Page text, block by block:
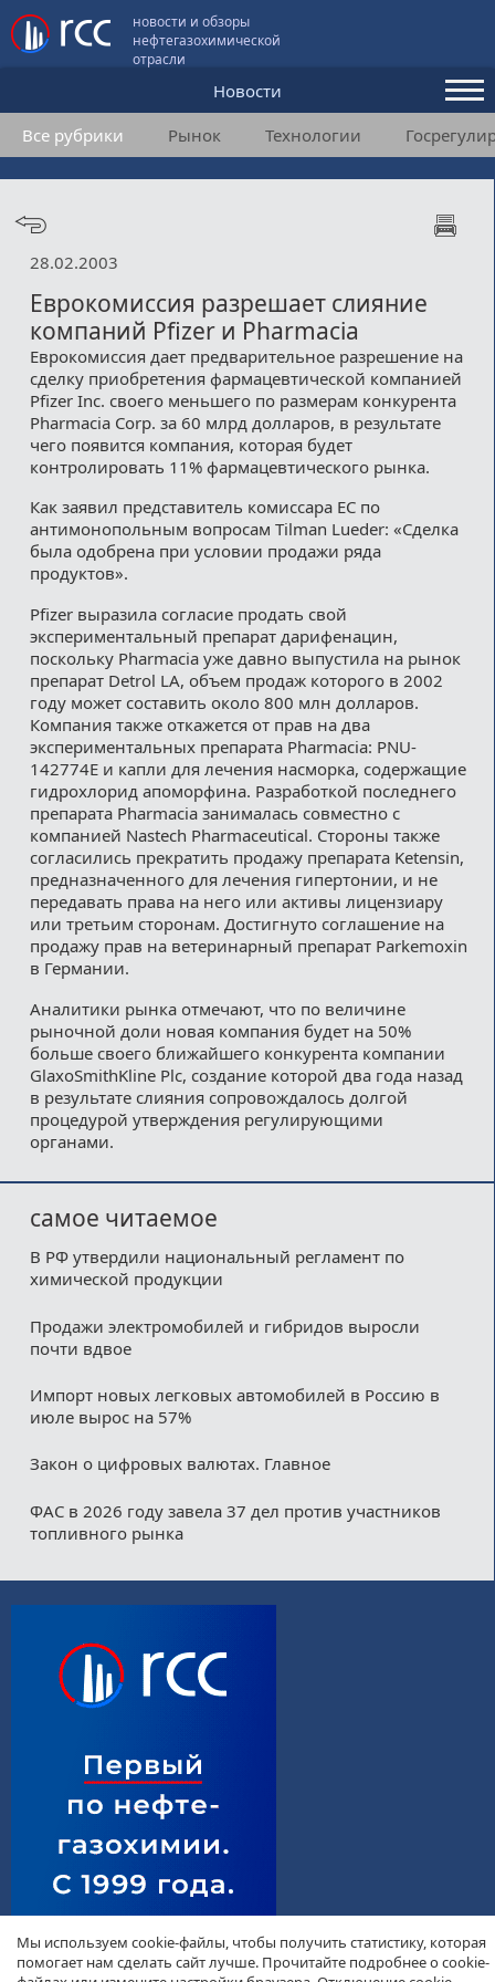
новости и обзоры
нефтегазохимической
отрасли
Новости
Аналитика и мнения
Конференции
Пользовательское соглашение
Медиакит
Контакты
Все рубрики Рынок Технологии
28.02.2003
Еврокомиссия разрешает слияние
компаний Pfizer и Pharmacia
Еврокомиссия дает предварительное разрешение на
сделку приобретения фармацевтической компанией
Pfizer Inc. своего меньшего по размерам конкурента
Pharmacia Corp. за 60 млрд долларов, в результате
чего появится компания, которая будет
контролировать 11% фармацевтического рынка.
Как заявил представитель комиссара ЕС по
антимонопольным вопросам Tilman Lueder: «Сделка
была одобрена при условии продажи ряда
продуктов».
Pfizer выразила согласие продать свой
экспериментальный препарат дарифенацин,
поскольку Pharmacia уже давно выпустила на рынок
препарат Detrol LA, объем продаж которого в 2002
году может составить около 800 млн долларов.
Компания также откажется от прав на два
экспериментальных препарата Pharmacia: PNU-
142774E и капли для лечения насморка, содержащие
гидрохлорид апоморфина. Разработкой последнего
препарата Pharmacia занималась совместно с
компанией Nastech Pharmaceutical. Стороны также
согласились прекратить продажу препарата Ketensin,
предназначенного для лечения гипертонии, и не
передавать права на него или активы лицензиару
или третьим сторонам. Достигнуто соглашение на
продажу прав на ветеринарный препарат Parkemoxin
в Германии.
Аналитики рынка отмечают, что по величине
рыночной доли новая компания будет на 50%
больше своего ближайшего конкурента компании
GlaxoSmithKline Plc, создание которой два года назад
в результате слияния сопровождалось долгой
процедурой утверждения регулирующими
органами.
самое читаемое
В РФ утвердили национальный регламент по
химической продукции
Продажи электромобилей и гибридов выросли
почти вдвое
Импорт новых легковых автомобилей в Россию в
июле вырос на 57%
Закон о цифровых валютах. Главное
ФАС в 2026 году завела 37 дел против участников
топливного рынка
Мы используем cookie-файлы, чтобы получить статистику, которая
помогает нам сделать сайт лучше. Прочитайте подробнее о cookie-